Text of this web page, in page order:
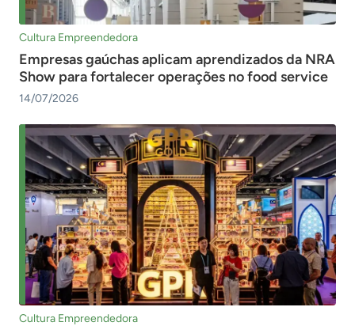
Cultura Empreendedora
Empresas gaúchas aplicam aprendizados da NRA
Show para fortalecer operações no food service
14/07/2026
Cultura Empreendedora